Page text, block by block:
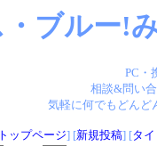
・ブルー!
PC・
相談&問い
気軽に何でもどん
ップページ] [新規投稿] [タ